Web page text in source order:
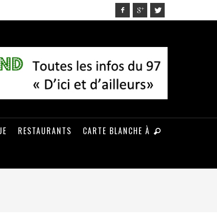
RESTAURANTS CARTE BLANCHE À